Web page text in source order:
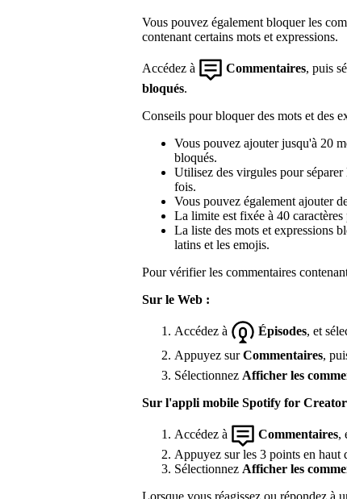
Vous pouvez également bloquer les
contenant certains mots et expressions.
Accédez à Commentaires, puis
bloqués.
Conseils pour bloquer des mots et des
Vous pouvez ajouter jusqu'à 20
bloqués.
Utilisez des virgules pour séparer
fois.
Vous pouvez également ajouter
La limite est fixée à 40
La liste des mots et expressions
latins et les emojis.
Pour vérifier les commentaires
Sur le Web :
Accédez à Épisodes, et
Appuyez surCommentaires,
Sélectionnez Afficher les
Sur l'appli mobile Spotify for
Accédez à Commentaires,
Appuyez sur les 3 points en haut
Sélectionnez Afficher les